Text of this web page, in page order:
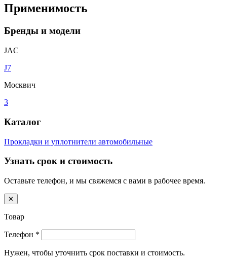
Применимость
Бренды и модели
JAC
J7
Москвич
3
Каталог
Прокладки и уплотнители автомобильные
Узнать срок и стоимость
Оставьте телефон, и мы свяжемся с вами в рабочее время.
✕
Товар
Телефон *
Нужен, чтобы уточнить срок поставки и стоимость.